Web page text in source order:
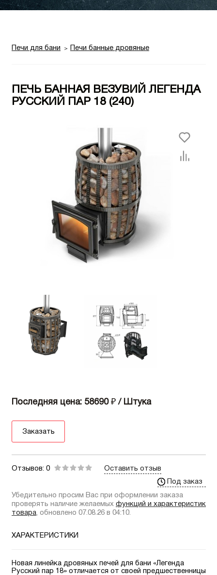
Печи для бани Печи банные дровяные
ПЕЧЬ БАННАЯ ВЕЗУВИЙ ЛЕГЕНДА
РУССКИЙ ПАР 18 (240)
Последняя цена: 58690 ₽ / Штука
Заказать
Отзывов: 0
Оставить отзыв
Под заказ
Убедительно просим Вас при оформлении заказа
проверять наличие желаемых функций и характеристик
товара, обновлено 07.08.26 в 04:10.
ХАРАКТЕРИСТИКИ
Новая линейка дровяных печей для бани «Легенда
Русский пар 18» отличается от своей предшественницы